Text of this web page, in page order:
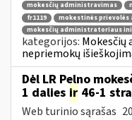
mokesčių administravimas
fr1119
mokestinės prievolės
mokesčių administratoriaus
kategorijos: Mokesčių
nepriemokų
Dėl LR Pelno
1 dalies ir 46-1
Web turinio sąrašas